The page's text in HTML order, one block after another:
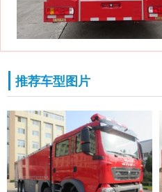
推荐车型图片